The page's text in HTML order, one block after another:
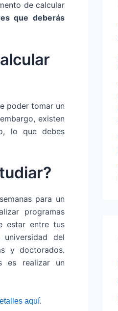
de calcular
que deberás
poder tomar un
existen
lo que debes
para un
programas
estar entre tus
del
y doctorados.
es realizar un
aquí.